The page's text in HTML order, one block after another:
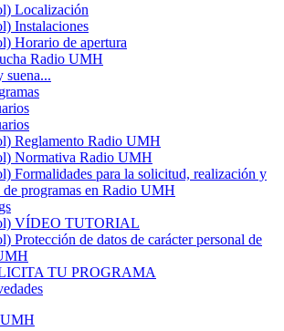
Localización
Instalaciones
Horario de apertura
Radio UMH
suena...
Reglamento Radio UMH
Normativa Radio UMH
Formalidades para la solicitud, realización y
de programas en Radio UMH
VÍDEO TUTORIAL
Protección de datos de carácter personal de
TU PROGRAMA